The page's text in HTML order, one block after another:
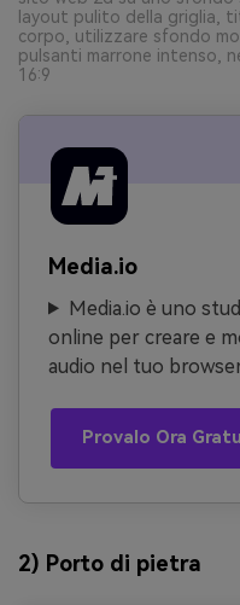
layout pulito della griglia,
corpo, utilizzare sfondo
pulsanti marrone intenso,
16:9
Media.io
Media.io è uno
online per creare e
audio nel tuo
Provalo Ora
2) Porto di pietra